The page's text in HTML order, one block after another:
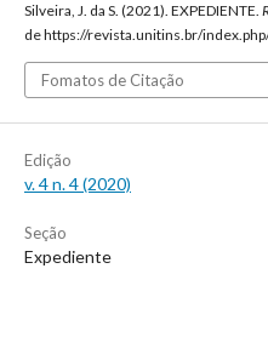
Silveira, J. da S. (2021). EXPEDIENTE.
de https://revista.unitins.br/
Fomatos de Citação
Edição
v. 4 n. 4 (2020)
Seção
Expediente